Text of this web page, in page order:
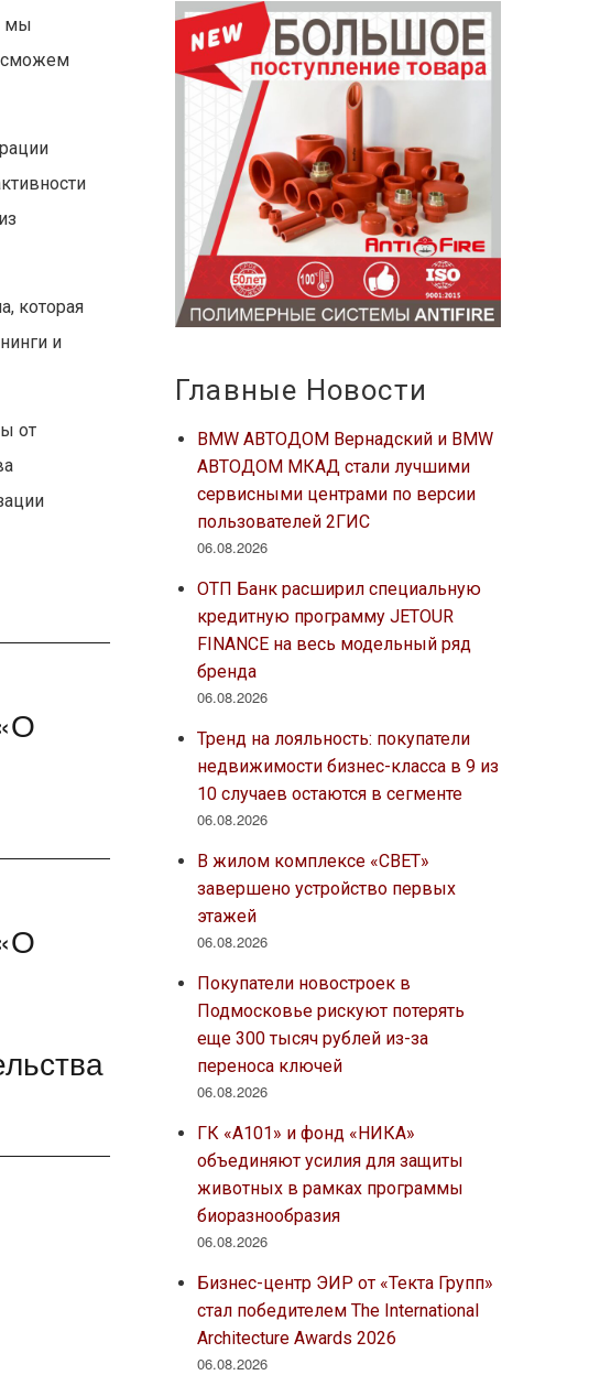
мы
сможем
которая
и
от
Главные Новости
BMW АВТОДОМ Вернадский и BMW
АВТОДОМ МКАД стали лучшими
сервисными центрами по версии
пользователей 2ГИС
06.08.2026
ОТП Банк расширил специальную
кредитную программу JETOUR
FINANCE на весь модельный ряд
бренда
06.08.2026
Тренд на лояльность: покупатели
недвижимости бизнес-класса в 9 из
10 случаев остаются в сегменте
06.08.2026
В жилом комплексе «СВЕТ»
завершено устройство первых
этажей
06.08.2026
Покупатели новостроек в
Подмосковье рискуют потерять
еще 300 тысяч рублей из-за
переноса ключей
06.08.2026
ГК «А101» и фонд «НИКА»
объединяют усилия для защиты
животных в рамках программы
биоразнообразия
06.08.2026
Бизнес-центр ЭИР от «Текта Групп»
стал победителем The International
Architecture Awards 2026
06.08.2026